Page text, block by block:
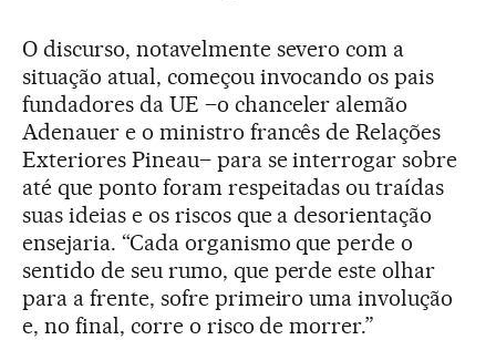
O discurso, notavelmente severo com a
situação atual, começou invocando os pais
fundadores da UE –o chanceler alemão
Adenauer e o ministro francês de Relações
Exteriores Pineau– para se interrogar sobre
até que ponto foram respeitadas ou traídas
suas ideias e os riscos que a desorientação
ensejaria. “Cada organismo que perde o
sentido de seu rumo, que perde este olhar
para a frente, sofre primeiro uma involução
e, no final, corre o risco de morrer.”